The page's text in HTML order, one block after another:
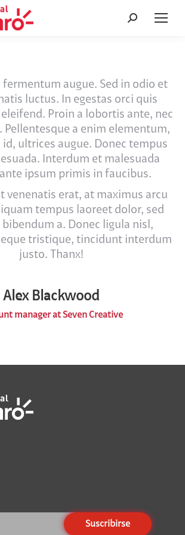
Buscar:
fermentum augue. Sed in odio et
luctus. In egestas orci quis
Proin a lobortis ante, nec
Pellentesque a enim elementum,
ultrices augue. Donec tempus
Interdum et malesuada
ipsum primis in faucibus.
venenatis erat, at maximus arcu
tempus laoreet dolor, sed
a. Donec ligula nisl,
tristique, tincidunt interdum
justo. Thanx!
Alex Blackwood
manager at Seven Creative